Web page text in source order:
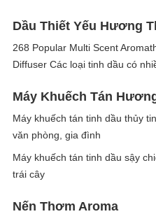
Dầu Thiết Yếu Hương
268 Popular Multi Scent
Diffuser Các loại tinh dầu có
Máy Khuếch Tán
Máy khuếch tán tinh dầu thủy
văn phòng, gia đình
Máy khuếch tán tinh dầu sậy
trái cây
Nến Thơm Aroma